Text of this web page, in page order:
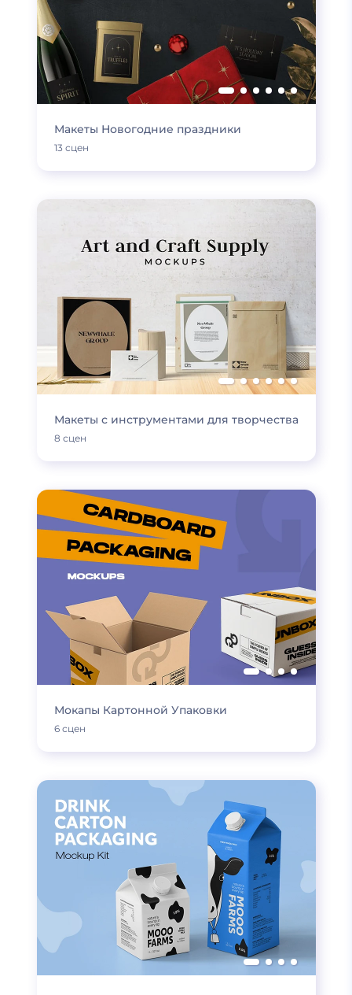
Макеты Новогодние праздники
13 сцен
Макеты с инструментами для творчества
8 сцен
Мокапы Картонной Упаковки
6 сцен